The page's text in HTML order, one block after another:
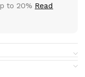
to 20% Read